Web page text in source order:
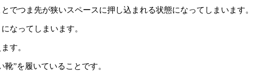
でつま先が狭いスペースに押し込まれる状態になってしまいます。
なってしまいます。
す。
”を履いていることです。